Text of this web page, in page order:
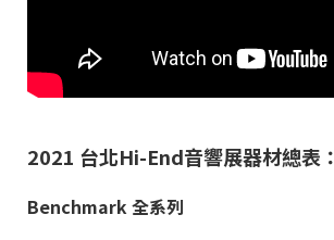
2021 台北Hi-End音響展器材總表：
Benchmark 全系列